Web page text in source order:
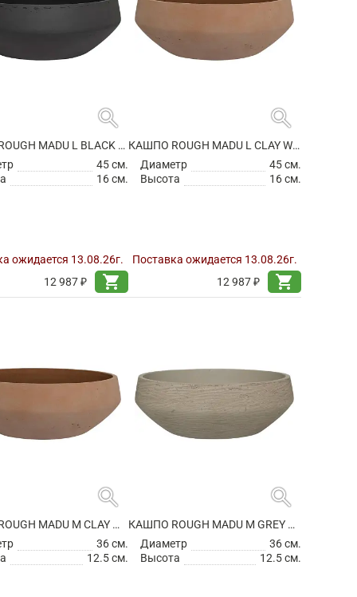
search
КАШПО ROUGH MADU L BLACK WASHED
45 см.
16 см.
ожидается 13.08.26г.
12 987 ₽
shopping_cart
search
КАШПО ROUGH MADU L CLAY WASHED
Диаметр
45 см.
Высота
16 см.
Поставка ожидается 13.08.26г.
12 987 ₽
shopping_cart
search
КАШПО ROUGH MADU M CLAY WASHED
36 см.
12.5 см.
search
КАШПО ROUGH MADU M GREY WASHED
Диаметр
36 см.
Высота
12.5 см.